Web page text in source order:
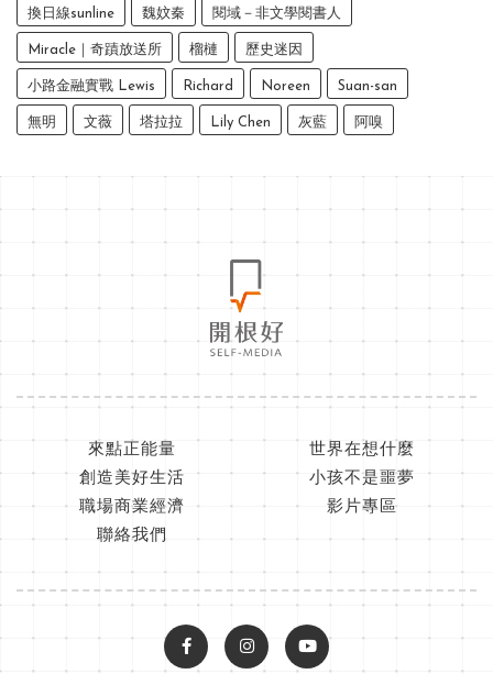
換日線sunline 魏妏秦 閱域－非文學閱書人
Miracle｜奇蹟放送所 榴槤 歷史迷因
小路金融實戰 Lewis Richard Noreen Suan-san
無明 文薇 塔拉拉 Lily Chen 灰藍 阿嗅
來點正能量
世界在想什麼
創造美好生活
小孩不是噩夢
職場商業經濟
影片專區
聯絡我們